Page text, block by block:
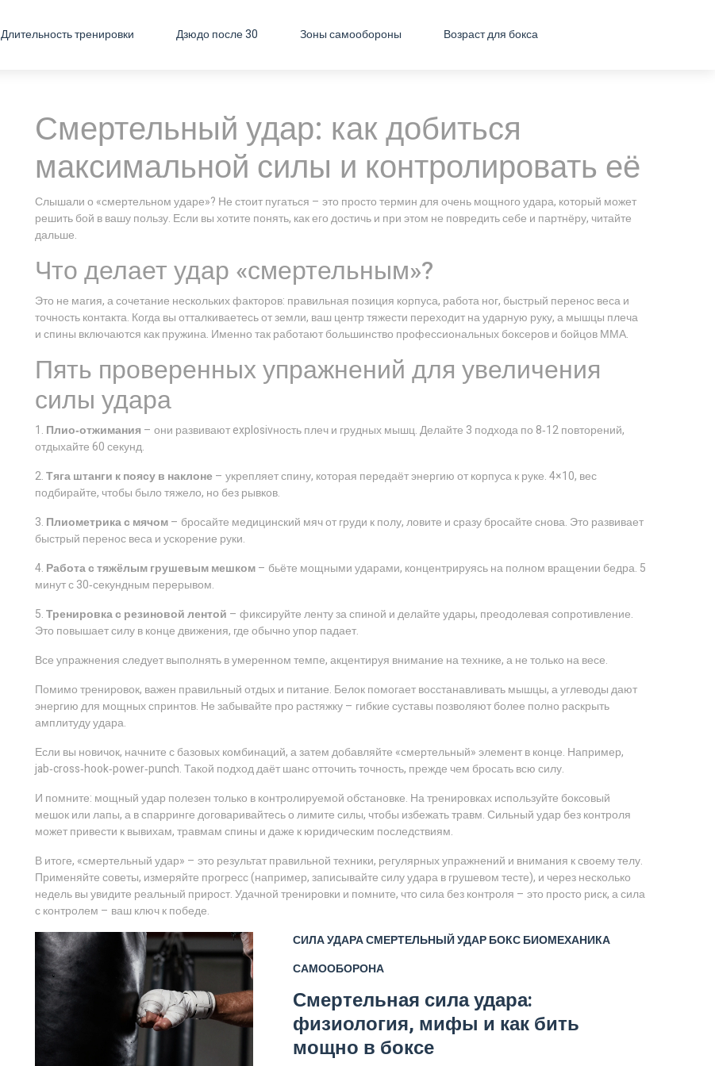
Длительность тренировки Дзюдо после 30 Зоны самообороны Возраст для бокса
Смертельный удар: как добиться
максимальной силы и контролировать её
Слышали о «смертельном ударе»? Не стоит пугаться – это просто термин для очень мощного удара, который может
решить бой в вашу пользу. Если вы хотите понять, как его достичь и при этом не повредить себе и партнёру, читайте
дальше.
Что делает удар «смертельным»?
Это не магия, а сочетание нескольких факторов: правильная позиция корпуса, работа ног, быстрый перенос веса и
точность контакта. Когда вы отталкиваетесь от земли, ваш центр тяжести переходит на ударную руку, а мышцы плеча
и спины включаются как пружина. Именно так работают большинство профессиональных боксеров и бойцов ММА.
Пять проверенных упражнений для увеличения
силы удара
1. Плио‑отжимания – они развивают explosivность плеч и грудных мышц. Делайте 3 подхода по 8‑12 повторений,
отдыхайте 60 секунд.
2.Тяга штанги к поясу в наклоне– укрепляет спину, которая передаёт энергию от корпуса к руке. 4×10, вес
подбирайте, чтобы было тяжело, но без рывков.
3. Плиометрика с мячом– бросайте медицинский мяч от груди к полу, ловите и сразу бросайте снова. Это развивает
быстрый перенос веса и ускорение руки.
4. Работа с тяжёлым грушевым мешком– бьёте мощными ударами, концентрируясь на полном вращении бедра. 5
минут с 30‑секундным перерывом.
5.Тренировка с резиновой лентой – фиксируйте ленту за спиной и делайте удары, преодолевая сопротивление.
Это повышает силу в конце движения, где обычно упор падает.
Все упражнения следует выполнять в умеренном темпе, акцентируя внимание на технике, а не только на весе.
Помимо тренировок, важен правильный отдых и питание. Белок помогает восстанавливать мышцы, а углеводы дают
энергию для мощных спринтов. Не забывайте про растяжку – гибкие суставы позволяют более полно раскрыть
амплитуду удара.
Если вы новичок, начните с базовых комбинаций, а затем добавляйте «смертельный» элемент в конце. Например,
jab‑cross‑hook‑power‑punch. Такой подход даёт шанс отточить точность, прежде чем бросать всю силу.
И помните: мощный удар полезен только в контролируемой обстановке. На тренировках используйте боксовый
мешок или лапы, а в спарринге договаривайтесь о лимите силы, чтобы избежать травм. Сильный удар без контроля
может привести к вывихам, травмам спины и даже к юридическим последствиям.
В итоге, «смертельный удар» – это результат правильной техники, регулярных упражнений и внимания к своему телу.
Применяйте советы, измеряйте прогресс (например, записывайте силу удара в грушевом тесте), и через несколько
недель вы увидите реальный прирост. Удачной тренировки и помните, что сила без контроля – это просто риск, а сила
с контролем – ваш ключ к победе.
СИЛА УДАРАСМЕРТЕЛЬНЫЙ УДАРБОКСБИОМЕХАНИКА
САМООБОРОНА
Смертельная сила удара:
физиология, мифы и как бить
мощно в боксе